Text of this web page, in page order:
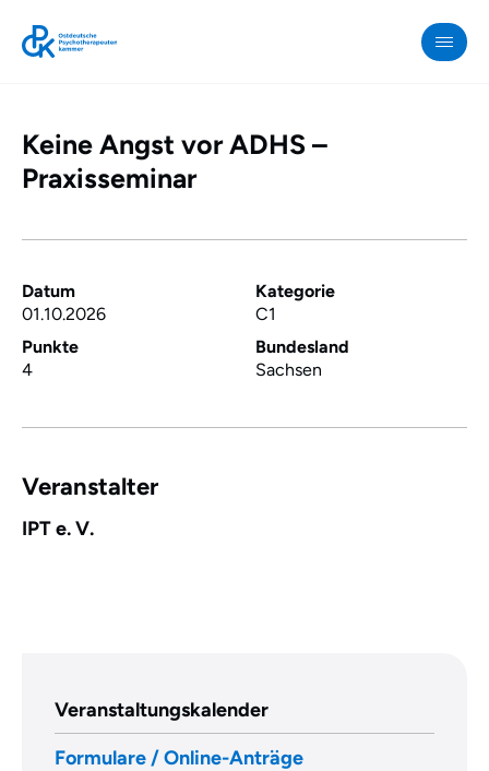
OPK
ADHS
Praxisseminar
Keine Angst vor ADHS –
Praxisseminar
Datum
01.10.2026
Kategorie
C1
Punkte
4
Bundesland
Sachsen
Veranstalter
IPT e. V.
Veranstaltungskalender
Formulare / Online-Anträge